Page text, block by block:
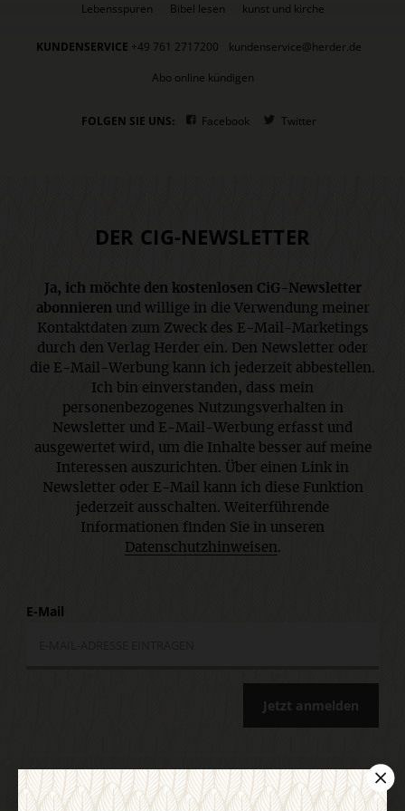
Lebensspuren
Bibel lesen kunst und kirche
KUNDENSERVICE +49 761 2717200
kundenservice@herder.de
Abo online kündigen
FOLGEN SIE UNS: Facebook Twitter
DER CIG-NEWSLETTER
Ja, ich möchte den kostenlosen CiG-Newsletter
abonnieren und willige in die Verwendung meiner
Kontaktdaten zum Zweck des E-Mail-Marketings
durch den Verlag Herder ein. Den Newsletter oder
die E-Mail-Werbung kann ich jederzeit abbestellen.
Ich bin einverstanden, dass mein
personenbezogenes Nutzungsverhalten in
Newsletter und E-Mail-Werbung erfasst und
ausgewertet wird, um die Inhalte besser auf meine
Interessen auszurichten. Über einen Link in
Newsletter oder E-Mail kann ich diese Funktion
jederzeit ausschalten. Weiterführende
Informationen finden Sie in unseren
Datenschutzhinweisen .
E-Mail
Jetzt anmelden